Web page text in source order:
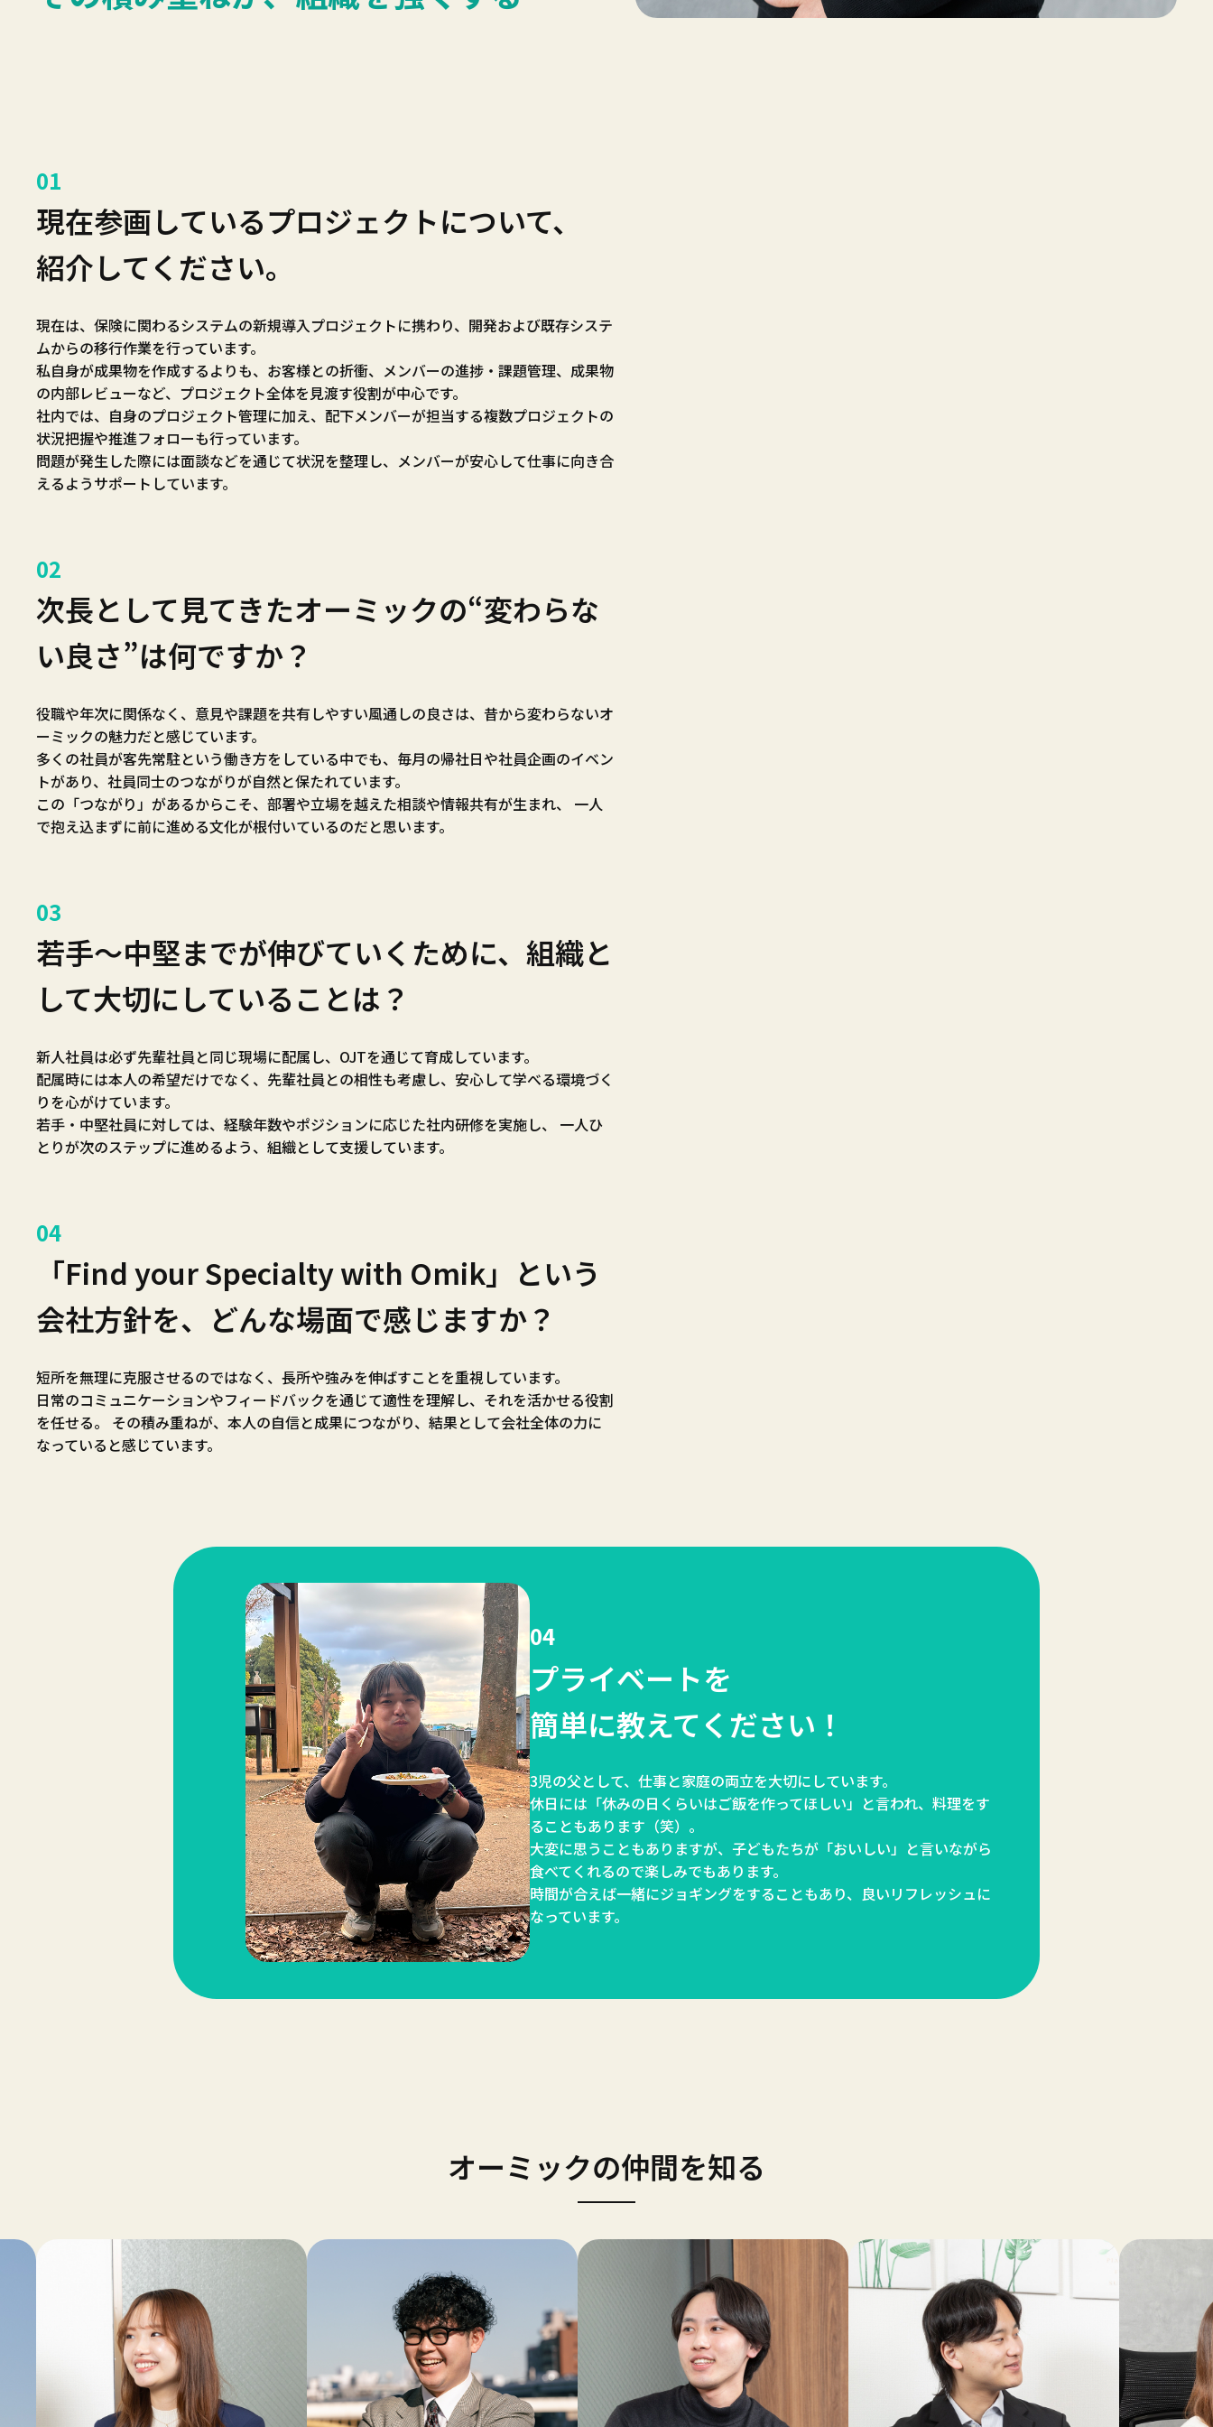
01
現在参画しているプロジェクトについて、
紹介してください。
現在は、保険に関わるシステムの新規導入プロジェクトに携わり、開発および既存システ
ムからの移行作業を行っています。
私自身が成果物を作成するよりも、お客様との折衝、メンバーの進捗・課題管理、成果物
の内部レビューなど、プロジェクト全体を見渡す役割が中心です。
社内では、自身のプロジェクト管理に加え、配下メンバーが担当する複数プロジェクトの
状況把握や推進フォローも行っています。
問題が発生した際には面談などを通じて状況を整理し、メンバーが安心して仕事に向き合
えるようサポートしています。
02
次長として見てきたオーミックの“変わらな
い良さ”は何ですか？
役職や年次に関係なく、意見や課題を共有しやすい風通しの良さは、昔から変わらないオ
ーミックの魅力だと感じています。
多くの社員が客先常駐という働き方をしている中でも、毎月の帰社日や社員企画のイベン
トがあり、社員同士のつながりが自然と保たれています。
この「つながり」があるからこそ、部署や立場を越えた相談や情報共有が生まれ、 一人
で抱え込まずに前に進める文化が根付いているのだと思います。
03
若手～中堅までが伸びていくために、組織と
して大切にしていることは？
新人社員は必ず先輩社員と同じ現場に配属し、OJTを通じて育成しています。
配属時には本人の希望だけでなく、先輩社員との相性も考慮し、安心して学べる環境づく
りを心がけています。
若手・中堅社員に対しては、経験年数やポジションに応じた社内研修を実施し、 一人ひ
とりが次のステップに進めるよう、組織として支援しています。
04
「Find your Specialty with Omik」という
会社方針を、どんな場面で感じますか？
短所を無理に克服させるのではなく、長所や強みを伸ばすことを重視しています。
日常のコミュニケーションやフィードバックを通じて適性を理解し、それを活かせる役割
を任せる。 その積み重ねが、本人の自信と成果につながり、結果として会社全体の力に
なっていると感じています。
04
プライベートを
簡単に教えてください！
3児の父として、仕事と家庭の両立を大切にしています。
休日には「休みの日くらいはご飯を作ってほしい」と言われ、料理をす
ることもあります（笑）。
大変に思うこともありますが、子どもたちが「おいしい」と言いながら
食べてくれるので楽しみでもあります。
時間が合えば一緒にジョギングをすることもあり、良いリフレッシュに
なっています。
オーミックの仲間を知る